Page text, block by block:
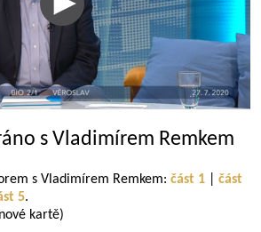
s Vladimírem Remkem
s Vladimírem Remkem: část 1
část
5.
kartě)